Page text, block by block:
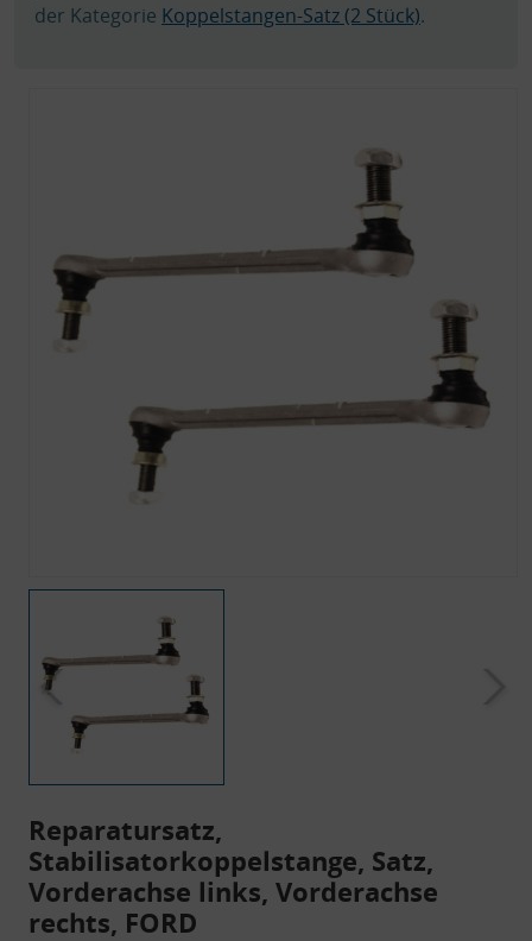
der Kategorie Koppelstangen-Satz (2 Stück).
Reparatursatz,
Stabilisatorkoppelstange, Satz,
Vorderachse links, Vorderachse
rechts, FORD